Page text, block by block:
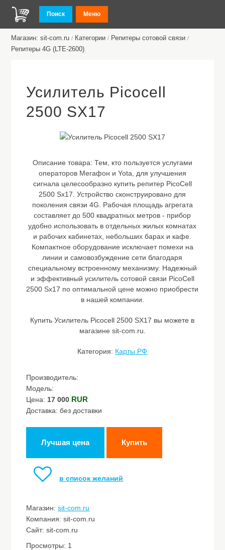
Поиск Меню
Магазин: sit-com.ru / Категории / Репитеры сотовой связи /
Репитеры 4G (LTE-2600)
Усилитель Picocell
2500 SX17
Описание товара: Тем, кто пользуется услугами
операторов Мегафон и Yota, для улучшения
сигнала целесообразно купить репитер PicoCell
2500 Sx17. Устройство сконструировано для
поколения связи 4G. Рабочая площадь агрегата
составляет до 500 квадратных метров - прибор
удобно использовать в отдельных жилых комнатах
и рабочих кабинетах, небольших барах и кафе.
Компактное оборудование исключает помехи на
линии и самовозбуждение сети благодаря
специальному встроенному механизму. Надежный
и эффективный усилитель сотовой связи PicoCell
2500 Sx17 по оптимальной цене можно приобрести
в нашей компании.
Купить Усилитель Picocell 2500 SX17 вы можете в
магазине sit-com.ru.
Категория: Карты РФ
Производитель:
Модель:
Цена: 17 000 RUR
Доставка: без доставки
Лучшая цена Купить
в список желаний
Магазин:sit-com.ru
Компания: sit-com.ru
Сайт: sit-com.ru
Просмотры: 1